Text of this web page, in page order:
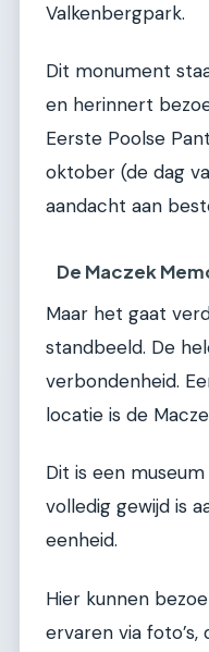
Valkenbergpark.
Dit monument
en herinnert
Eerste Poolse
oktober (de dag
aandacht aan
De Maczek
Maar het gaat
standbeeld. De
verbondenheid.
locatie is de
Dit is een
volledig gewijd is
eenheid.
Hier kunnen
ervaren via